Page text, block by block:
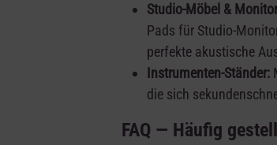
Studio-Möbel &
Pads für Studio-
perfekte akustische
Instrumenten-Ständer:
die sich
FAQ — Häufig